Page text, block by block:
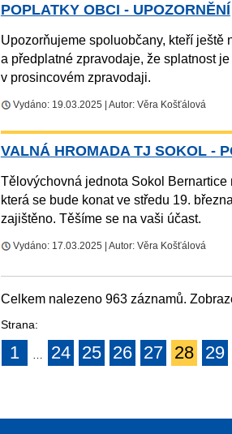
POPLATKY OBCI - UPOZORNĚNÍ
Upozorňujeme spoluobčany, kteří
a předplatné zpravodaje, že splatnost
v prosincovém zpravodaji.
Vydáno: 19.03.2025 | Autor: Věra Košťálová
VALNÁ HROMADA TJ SOKOL -
Tělovýchovná jednota Sokol
která se bude konat ve středu 19.
zajištěno. Těšíme se na vaši účast.
Vydáno: 17.03.2025 | Autor: Věra Košťálová
Celkem nalezeno 963 záznamů.
Strana:
1 … 24 25 26 27 28 29